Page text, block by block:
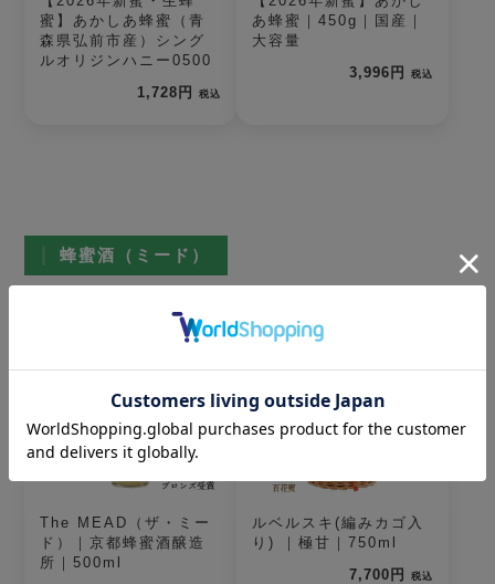
蜜】あかしあ蜂蜜（青
森県弘前市産）シング
ルオリジンハニー0500
1,728円
税込
あ蜂蜜｜450g｜国産｜
大容量
3,996円
税込
蜂蜜酒（ミード）
The MEAD（ザ・ミー
ド）｜京都蜂蜜酒醸造
所｜500ml
2
ルベルスキ(編みカゴ入
り) ｜極甘｜750ml
7,700円
税込